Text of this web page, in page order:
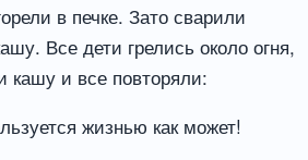
в печке. Зато сварили
Все дети грелись около огня,
кашу и все повторяли:
жизнью как может!